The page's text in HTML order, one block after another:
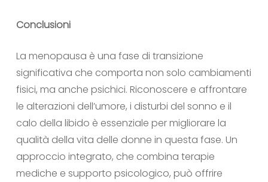
Conclusioni
La menopausa è una fase di transizione
significativa che comporta non solo cambiamenti
fisici, ma anche psichici. Riconoscere e affrontare
le alterazioni dell’umore, i disturbi del sonno e il
calo della libido è essenziale per migliorare la
qualità della vita delle donne in questa fase. Un
approccio integrato, che combina terapie
mediche e supporto psicologico, può offrire